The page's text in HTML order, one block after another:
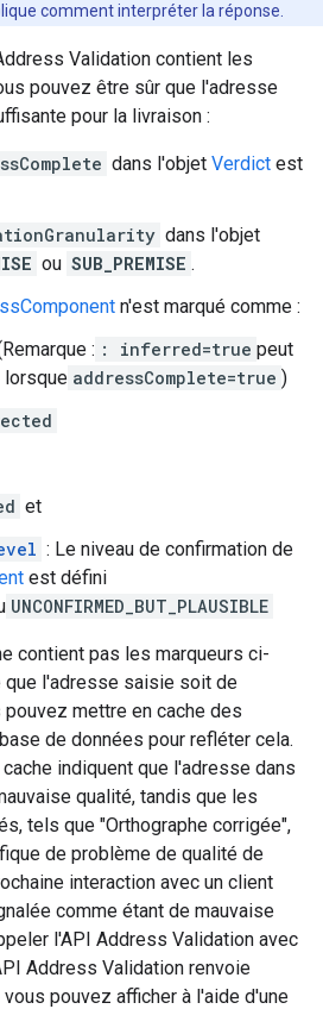
comment interpréter la réponse.
Validation contient les
pouvez être sûr que l'adresse
pour la livraison :
dans l'objet Verdict est
dans l'objet
ou SUB_PREMISE .
n'est marqué comme :
: : inferred=true peut
lorsque addressComplete=true )
et
: Le niveau de confirmation de
est défini
UNCONFIRMED_BUT_PLAUSIBLE
contient pas les marqueurs ci-
l'adresse saisie soit de
mettre en cache des
de données pour refléter cela.
indiquent que l'adresse dans
qualité, tandis que les
tels que "Orthographe corrigée",
de problème de qualité de
interaction avec un client
comme étant de mauvaise
l'API Address Validation avec
Address Validation renvoie
pouvez afficher à l'aide d'une